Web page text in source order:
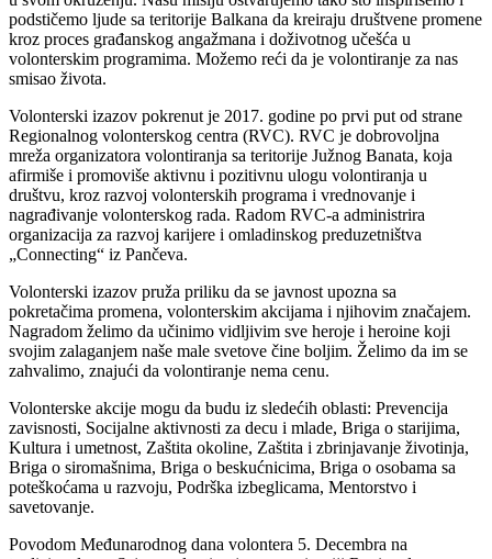
podstičemo ljude sa teritorije Balkana da kreiraju društvene promene
kroz proces građanskog angažmana i doživotnog učešća u
volonterskim programima. Možemo reći da je volontiranje za nas
smisao života.
Volonterski izazov pokrenut je 2017. godine po prvi put od strane
Regionalnog volonterskog centra (RVC). RVC je dobrovoljna
mreža organizatora volontiranja sa teritorije Južnog Banata, koja
afirmiše i promoviše aktivnu i pozitivnu ulogu volontiranja u
društvu, kroz razvoj volonterskih programa i vrednovanje i
nagrađivanje volonterskog rada. Radom RVC-a administrira
organizacija za razvoj karijere i omladinskog preduzetništva
„Connecting“ iz Pančeva.
Volonterski izazov pruža priliku da se javnost upozna sa
pokretačima promena, volonterskim akcijama i njihovim značajem.
Nagradom želimo da učinimo vidljivim sve heroje i heroine koji
svojim zalaganjem naše male svetove čine boljim. Želimo da im se
zahvalimo, znajući da volontiranje nema cenu.
Volonterske akcije mogu da budu iz sledećih oblasti: Prevencija
zavisnosti, Socijalne aktivnosti za decu i mlade, Briga o starijima,
Kultura i umetnost, Zaštita okoline, Zaštita i zbrinjavanje životinja,
Briga o siromašnima, Briga o beskućnicima, Briga o osobama sa
poteškoćama u razvoju, Podrška izbeglicama, Mentorstvo i
savetovanje.
Povodom Međunarodnog dana volontera 5. Decembra na